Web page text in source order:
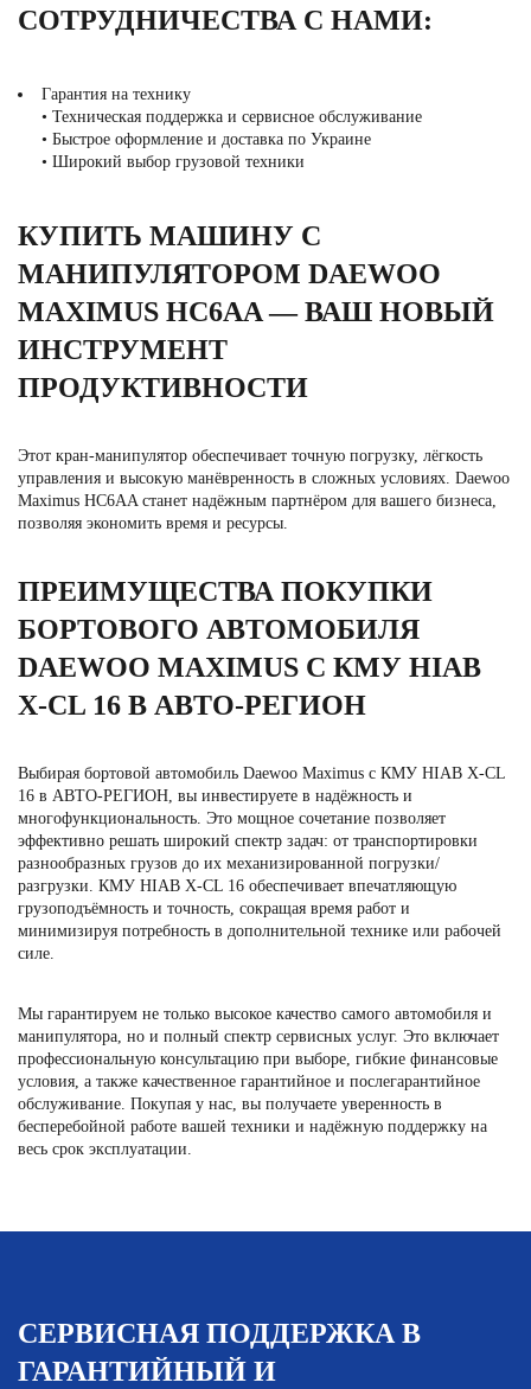
СОТРУДНИЧЕСТВА С НАМИ:
Гарантия на технику
• Техническая поддержка и сервисное обслуживание
• Быстрое оформление и доставка по Украине
• Широкий выбор грузовой техники
КУПИТЬ МАШИНУ С
МАНИПУЛЯТОРОМ DAEWOO
MAXIMUS HC6AA — ВАШ НОВЫЙ
ИНСТРУМЕНТ
ПРОДУКТИВНОСТИ
Этот кран-манипулятор обеспечивает точную погрузку, лёгкость
управления и высокую манёвренность в сложных условиях. Daewoo
Maximus HC6AA станет надёжным партнёром для вашего бизнеса,
позволяя экономить время и ресурсы.
ПРЕИМУЩЕСТВА ПОКУПКИ
БОРТОВОГО АВТОМОБИЛЯ
DAEWOO MAXIMUS С КМУ HIAB
X-CL 16 В АВТО-РЕГИОН
Выбирая бортовой автомобиль Daewoo Maximus с КМУ HIAB X-CL
16 в АВТО-РЕГИОН, вы инвестируете в надёжность и
многофункциональность. Это мощное сочетание позволяет
эффективно решать широкий спектр задач: от транспортировки
разнообразных грузов до их механизированной погрузки/
разгрузки. КМУ HIAB X-CL 16 обеспечивает впечатляющую
грузоподъёмность и точность, сокращая время работ и
минимизируя потребность в дополнительной технике или рабочей
силе.
Мы гарантируем не только высокое качество самого автомобиля и
манипулятора, но и полный спектр сервисных услуг. Это включает
профессиональную консультацию при выборе, гибкие финансовые
условия, а также качественное гарантийное и послегарантийное
обслуживание. Покупая у нас, вы получаете уверенность в
бесперебойной работе вашей техники и надёжную поддержку на
весь срок эксплуатации.
СЕРВИСНАЯ ПОДДЕРЖКА В
ГАРАНТИЙНЫЙ И